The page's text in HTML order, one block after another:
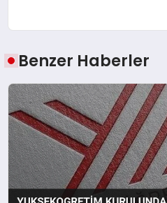
Benzer Haberler